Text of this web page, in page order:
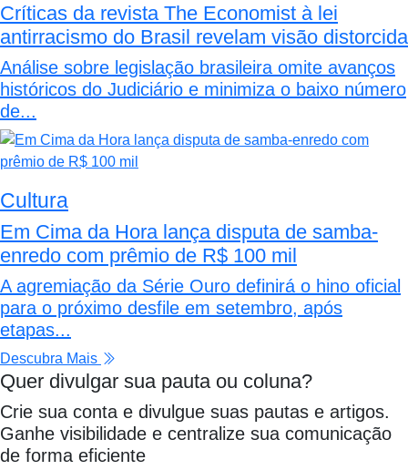
Críticas da revista The Economist à lei
antirracismo do Brasil revelam visão distorcida
Análise sobre legislação brasileira omite avanços
históricos do Judiciário e minimiza o baixo número
de...
Cultura
Em Cima da Hora lança disputa de samba-
enredo com prêmio de R$ 100 mil
A agremiação da Série Ouro definirá o hino oficial
para o próximo desfile em setembro, após
etapas...
Descubra Mais
Quer divulgar sua pauta ou coluna?
Crie sua conta e divulgue suas pautas e artigos.
Ganhe visibilidade e centralize sua comunicação
de forma eficiente